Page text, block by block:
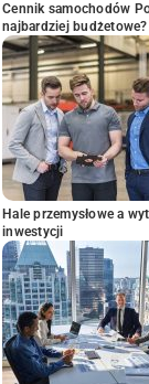
Cennik samochodów
najbardziej budżetowe?
Hale przemysłowe a
inwestycji